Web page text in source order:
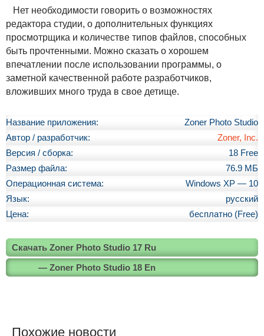
Нет необходимости говорить о возможностях
редактора студии, о дополнительных функциях
просмотрщика и количестве типов файлов, способных
быть прочтенными. Можно сказать о хорошем
впечатлении после использовании программы, о
заметной качественной работе разработчиков,
вложивших много труда в свое детище.
Название приложения:
Zoner Photo Studio
Автор / разработчик:
Zoner, Inc.
Версия / сборка:
18 Free
Размер файла:
76.9 МБ
Операционная система:
Windows XP — 10
Язык:
русский
Цена:
бесплатно (Free)
Скачать Zoner Photo Studio 17 Ru
— Zoner Photo Studio 18 En
Похожие новости